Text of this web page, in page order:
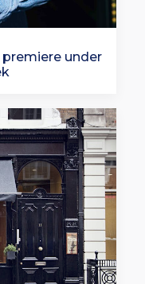
under